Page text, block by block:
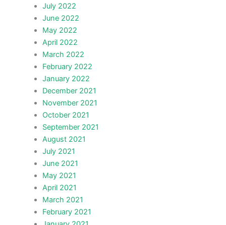
July 2022
June 2022
May 2022
April 2022
March 2022
February 2022
January 2022
December 2021
November 2021
October 2021
September 2021
August 2021
July 2021
June 2021
May 2021
April 2021
March 2021
February 2021